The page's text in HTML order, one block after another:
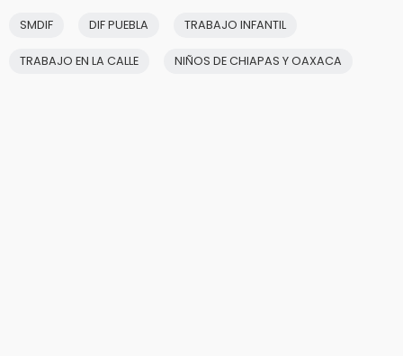
SMDIF DIF PUEBLA TRABAJO INFANTIL
TRABAJO EN LA CALLE NIÑOS DE CHIAPAS Y OAXACA